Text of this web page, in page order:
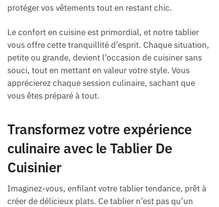
protéger vos vêtements tout en restant chic.
Le confort en cuisine est primordial, et notre tablier
vous offre cette tranquillité d’esprit. Chaque situation,
petite ou grande, devient l’occasion de cuisiner sans
souci, tout en mettant en valeur votre style. Vous
apprécierez chaque session culinaire, sachant que
vous êtes préparé à tout.
Transformez votre expérience
culinaire avec le Tablier De
Cuisinier
Imaginez-vous, enfilant votre tablier tendance, prêt à
créer de délicieux plats. Ce tablier n’est pas qu’un